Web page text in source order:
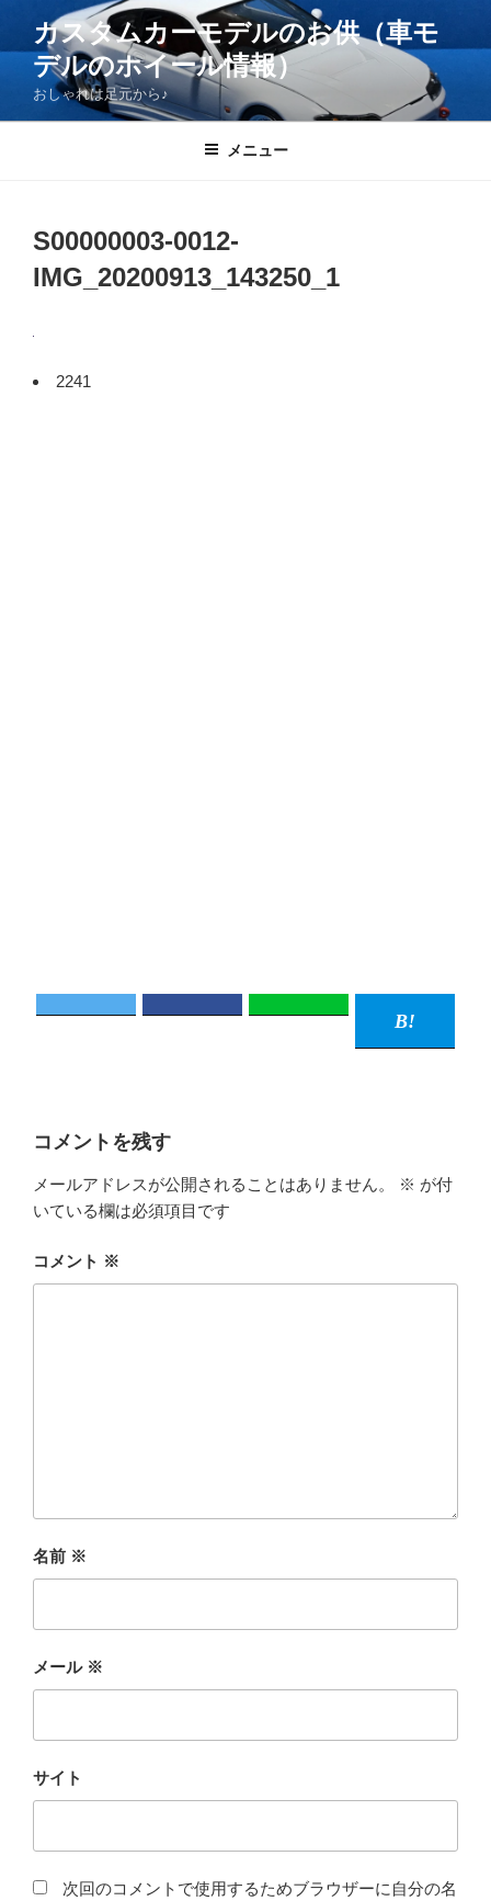
ツ
カスタムカーモデルのお供（車モ
デルのホイール情報）
おしゃれは足元から♪
メニュー
S00000003-0012-
IMG_20200913_143250_1
2241
コメントを残す
メールアドレスが公開されることはありません。 ※ が付
いている欄は必須項目です
コメント ※
名前 ※
メール ※
サイト
次回のコメントで使用するためブラウザーに自分の名